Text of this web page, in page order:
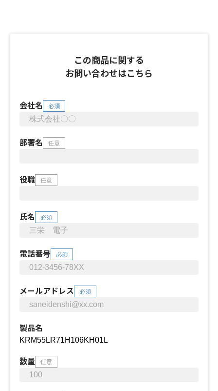
この商品に関する
お問い合わせはこちら
会社名 必須
部署名 任意
役職 任意
氏名 必須
電話番号 必須
メールアドレス 必須
製品名
数量 任意